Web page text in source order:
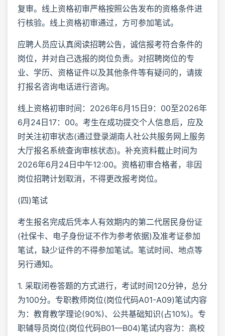
复审。线上资格初审严格按照公告发布的资格条件进
行核验。线上资格初审通过，方可参加笔试。
应聘人员应认真阅读招聘公告，诚信报考符合条件的
岗位，并对自己选报的岗位负责。对招聘岗位的专
业、学历、资格证件以及其他条件等有疑问的，请拨
打报名咨询电话进行咨询。
线上资格初审时间：2026年6月15日9：00至2026年
6月24日17：00。考生在成功提交个人信息后，应及
时关注初审状态(通过登录湖南人社公共服务网上服务
大厅报名系统查询审核状态)。补充资料截止时间为
2026年6月24日中午12:00。资格初审合格者，非因
岗位招聘计划取消，不得更改报考岗位。
(四)笔试
考生报名完成后凭本人有效期内的第二代居民身份证
(社保卡、电子身份证不作为参考依据)及准考证参加
笔试，缺少证件的不得参加笔试。笔试时间、地点等
另行通知。
1. 采取闭卷答题的方式进行，考试时间120分钟，总分
为100分。专职教师岗位(岗位代码A01-A09)笔试内容
为：教育教学理论(90%)、公共基础知识(占10%)。专
职辅导员岗位(岗位代码B01—B04)笔试内容为：高校